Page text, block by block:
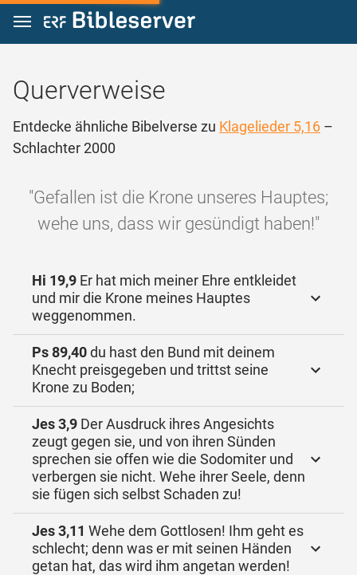
Zum Inhalt springen
Querverweise
Entdecke ähnliche Bibelverse zu Klagelieder 5,16 –
Schlachter 2000
"Gefallen ist die Krone unseres Hauptes;
wehe uns, dass wir gesündigt haben!"
Hi 19,9 Er hat mich meiner Ehre entkleidet
und mir die Krone meines Hauptes
weggenommen.
Ps 89,40du hast den Bund mit deinem
Knecht preisgegeben und trittst seine
Krone zu Boden;
Jes 3,9 Der Ausdruck ihres Angesichts
zeugt gegen sie, und von ihren Sünden
sprechen sie offen wie die Sodomiter und
verbergen sie nicht. Wehe ihrer Seele, denn
sie fügen sich selbst Schaden zu!
Jes 3,11 Wehe dem Gottlosen! Ihm geht es
schlecht; denn was er mit seinen Händen
getan hat, das wird ihm angetan werden!